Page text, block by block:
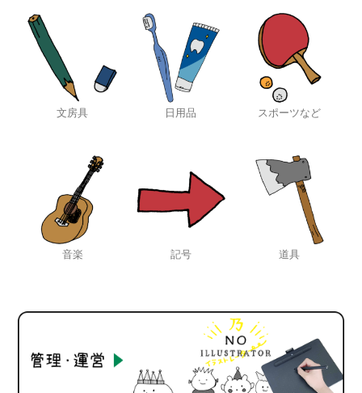
文房具 日用品 スポーツなど
音楽 記号 道具